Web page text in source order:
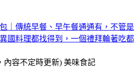
｜傳統早餐、早午餐通通有，不管是
國料理都找得到，一個禮拜輪著吃都
內容不定時更新) 美味食記